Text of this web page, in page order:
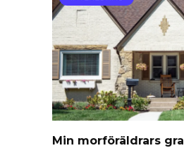
Min morföräldrars